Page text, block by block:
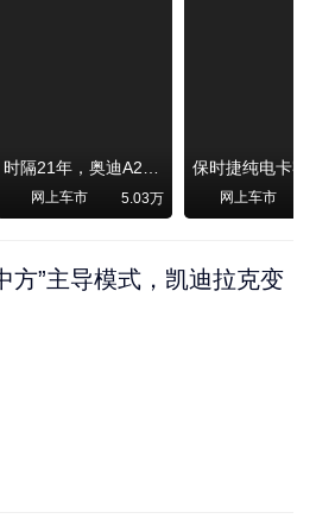
时隔21年，奥迪A2强势归来！
网上车市 5.03万 网上车市
方”主导模式，凯迪拉克变